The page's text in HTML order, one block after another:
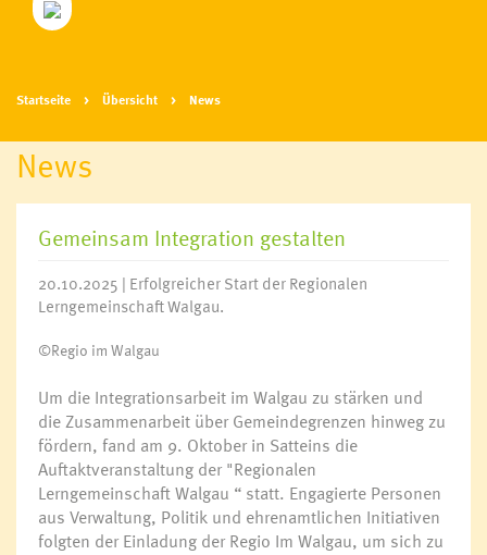
Startseite Übersicht News
News
Gemeinsam Integration gestalten
20.10.2025 | Erfolgreicher Start der Regionalen
Lerngemeinschaft Walgau.
©Regio im Walgau
Um die Integrationsarbeit im Walgau zu stärken und
die Zusammenarbeit über Gemeindegrenzen hinweg zu
fördern, fand am 9. Oktober in Satteins die
Auftaktveranstaltung der "Regionalen
Lerngemeinschaft Walgau “ statt. Engagierte Personen
aus Verwaltung, Politik und ehrenamtlichen Initiativen
folgten der Einladung der Regio Im Walgau, um sich zu